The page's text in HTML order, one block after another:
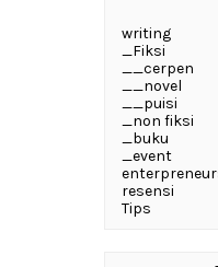
writing
_Fiksi
__cerpen
__novel
__puisi
_non fiksi
_buku
_event
resensi
Tips